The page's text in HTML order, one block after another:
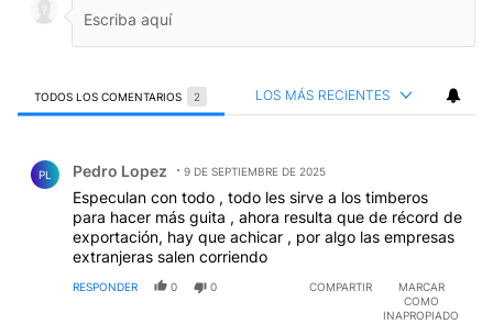
TODOS LOS COMENTARIOS 2 LOS MÁS RECIENTES
PL Pedro Lopez 9 DE SEPTIEMBRE DE 2025
Especulan con todo , todo les sirve a los timberos
para hacer más guita , ahora resulta que de récord de
exportación, hay que achicar , por algo las empresas
extranjeras salen corriendo
RESPONDER 0 0 COMPARTIR
MARCAR
COMO
INAPROPIADO